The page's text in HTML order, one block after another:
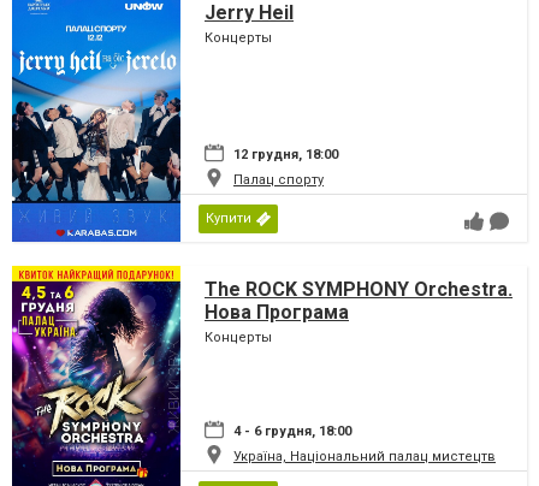
Jerry Heil
Концерты
12 грудня, 18:00
Палац спорту
Купити
The ROCK SYMPHONY Orchestra.
Нова Програма
Концерты
4 - 6 грудня, 18:00
Україна, Національний палац мистецтв